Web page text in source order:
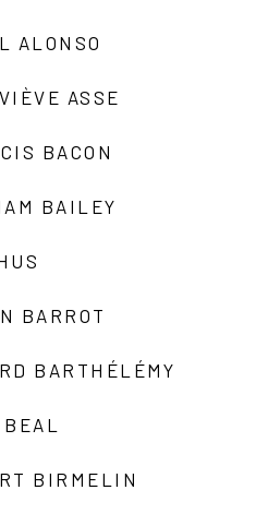
ALONSO
ASSE
BACON
BAILEY
BARROT
BARTHÉLÉMY
BIRMELIN